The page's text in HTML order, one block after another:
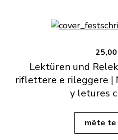
Lektüren und
riflettere e rileggere |
y letures
mëte te